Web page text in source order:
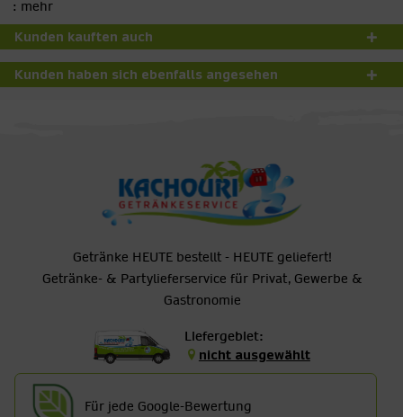
: mehr
Kunden kauften auch
Kunden haben sich ebenfalls angesehen
Getränke HEUTE bestellt - HEUTE geliefert!
Getränke- & Partylieferservice für Privat, Gewerbe &
Gastronomie
Liefergebiet:
nicht ausgewählt
Für jede Google-Bewertung